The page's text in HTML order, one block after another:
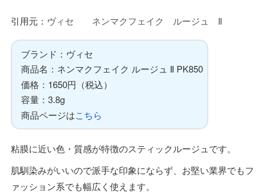
引用元： ヴィセ ネンマクフェイク ルージュ Ⅱ
ブランド：ヴィセ
商品名：ネンマクフェイク ルージュ Ⅱ PK850
価格：1650円（税込）
容量：3.8g
商品ページはこちら
粘膜に近い色・質感が特徴のスティックルージュです。
肌馴染みがいいので派手な印象にならず、お堅い業界でもフ
ァッション系でも幅広く使えます。